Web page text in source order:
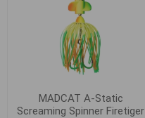
MADCAT A-Static
Screaming Spinner Firetiger